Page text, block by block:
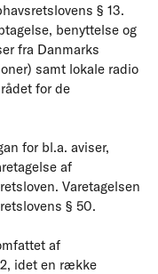
§ 13.
benyttelse og
fra Danmarks
samt lokale radio
for de
for bl.a. aviser,
af
Varetagelsen
§ 50.
af
idet en række